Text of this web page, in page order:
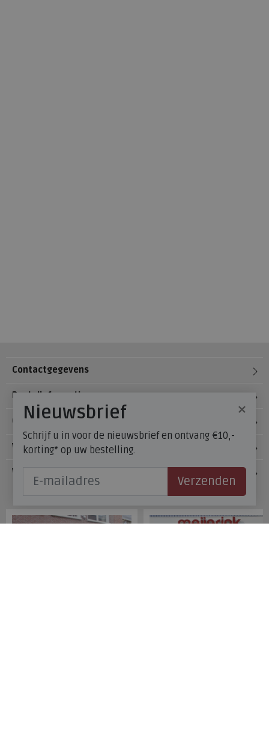
Contactgegevens
Bestelinformatie
Over Meijerink Schoenen
Voetzorg
Veelgestelde vragen
×
Nieuwsbrief
Schrijf u in voor de nieuwsbrief en ontvang €10,-
korting* op uw bestelling.
Verzenden